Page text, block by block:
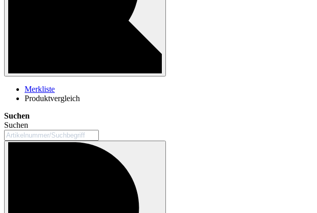
Merkliste
Produktvergleich
Suchen
Suchen